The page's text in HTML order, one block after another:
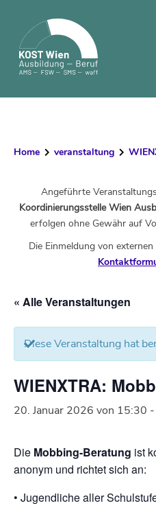
content
Home veranstaltung
Angeführte
Koordinierungsstelle Wien
erfolgen ohne Gewähr auf
Die Einmeldung von
« Alle Veranstaltungen
Diese Veranstaltung hat
WIENXTRA:
20. Januar 2026 von 15:30 -
Die Mobbing-Beratung ist
anonym und richtet sich an:
• Jugendliche aller